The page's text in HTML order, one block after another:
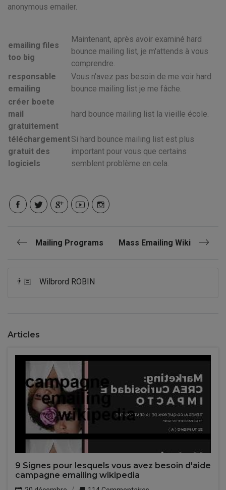
anonymous emailer.
emailing files
too big
Maintenant, après avoir examiné hard
bounce mailing list, je m'attends à vous
comprendre.
responsable
emailing
Vous n'avez pas besoin de me voir hard
bounce mailing list je me fâche.
créer boete
mail
gratuitement
hard bounce mailing list la vieille école.
téléchargement
gratuit des
logiciels
Si hard bounce mailing list est plus
important pour vous que certains
semblent problème en cela.
Mailing Programs Mass Emailing Wiki
👨🏻 Wilbrord ROBIN
Articles
9 Signes pour lesquels vous avez besoin d'aide
campagne emailing wikipedia